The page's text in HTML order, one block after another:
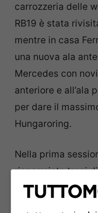
carrozzeria delle
RB19 è stata
mentre in casa
una nuova ala
Mercedes con
anteriore e all’ala
per dare il
Hungaroring.
Nella prima
risparmiato treni
delle mescole